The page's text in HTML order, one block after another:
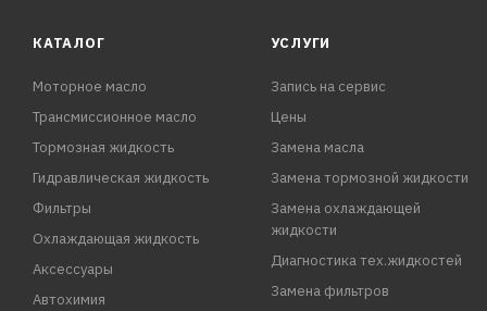
КАТАЛОГ
Моторное масло
Трансмиссионное масло
Тормозная жидкость
Гидравлическая жидкость
Фильтры
Охлаждающая жидкость
Аксессуары
Автохимия
УСЛУГИ
Запись на сервис
Цены
Замена масла
Замена тормозной жидкости
Замена охлаждающей
жидкости
Диагностика тех.жидкостей
Замена фильтров